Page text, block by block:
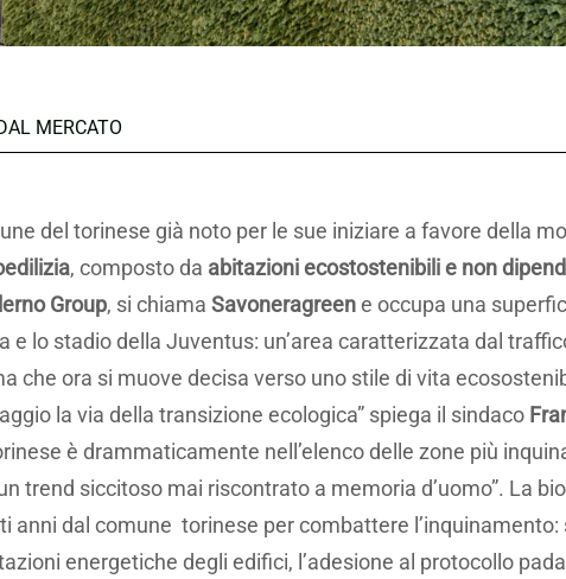
MERCATO
del torinese già noto per le sue iniziare a favore della
, composto da abitazioni ecostostenibili e non
Group, si chiama Savoneragreene occupa una
e lo stadio della Juventus: un’area caratterizzata dal
che ora si muove decisa verso uno stile di vita
la via della transizione ecologica” spiega il sindaco
è drammaticamente nell’elenco delle zone più
trend siccitoso mai riscontrato a memoria d’uomo”. La
anni dal comune torinese per combattere l’inquinamento:
energetiche degli edifici, l’adesione al protocollo